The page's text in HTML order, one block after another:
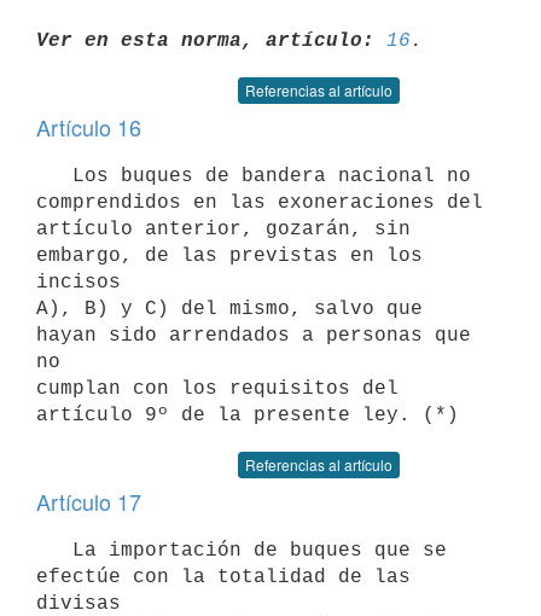
Ver en esta norma, artículo: 16
Referencias al artículo
Artículo 16
comprendidos en las exoneraciones del
artículo anterior, gozarán, sin
embargo, de las previstas en los
incisos
A), B) y C) del mismo, salvo que
hayan sido arrendados a personas que
no
cumplan con los requisitos del
Referencias al artículo
Artículo 17
efectúe con la totalidad de las
divisas